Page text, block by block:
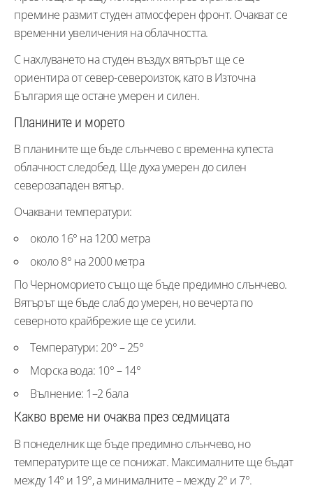
премине размит студен атмосферен фронт. Очакват се
временни увеличения на облачността.
С нахлуването на студен въздух вятърът ще се
ориентира от север-североизток, като в Източна
България ще остане умерен и силен.
Планините и морето
В планините ще бъде слънчево с временна купеста
облачност следобед. Ще духа умерен до силен
северозападен вятър.
Очаквани температури:
около 16° на 1200 метра
около 8° на 2000 метра
По Черноморието също ще бъде предимно слънчево.
Вятърът ще бъде слаб до умерен, но вечерта по
северното крайбрежие ще се усили.
Температури: 20° – 25°
Морска вода: 10° – 14°
Вълнение: 1–2 бала
Какво време ни очаква през седмицата
В понеделник ще бъде предимно слънчево, но
температурите ще се понижат. Максималните ще бъдат
между 14° и 19°, а минималните – между 2° и 7°.